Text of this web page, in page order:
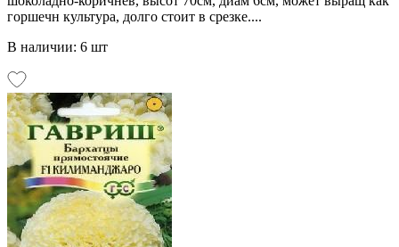
горшечн культура, долго стоит в срезке....
В наличии: 6 шт